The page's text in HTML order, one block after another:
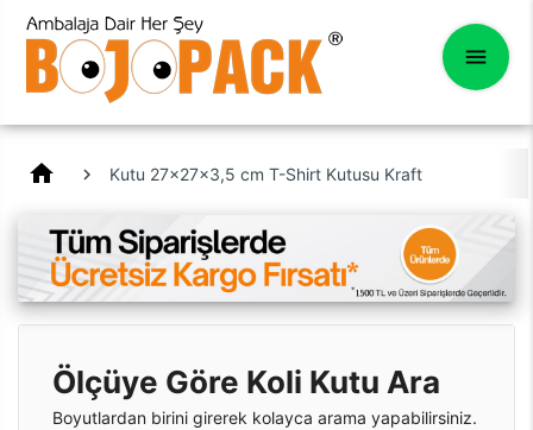
home Kutu 27x27x3,5 cm T-Shirt Kutusu Kraft
Ölçüye Göre Koli Kutu Ara
Boyutlardan birini girerek kolayca arama yapabilirsiniz.